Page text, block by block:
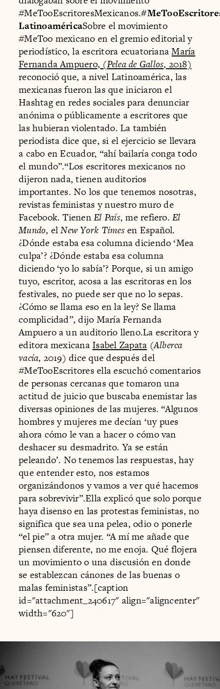
#MeTooEscritoresMexicanos.
LatinoaméricaSobre el movimiento
#MeToo mexicano en el gremio editorial y
periodístico, la escritora ecuatorianaMaría
Fernanda Ampuero, (Pelea de Gallos, 2018)
reconoció que, a nivel Latinoamérica, las
mexicanas fueron las que iniciaron el
Hashtag en redes sociales para denunciar
anónima o públicamente a escritores que
las hubieran violentado. La también
periodista dice que, si el ejercicio se llevara
a cabo en Ecuador, “ahí bailaría conga todo
el mundo”.“Los escritores mexicanos no
dijeron nada, tienen auditorios
importantes. No los que tenemos nosotras,
revistas feministas y nuestro muro de
Facebook. TienenEl País, me refiero.El
Mundo, elNew York Timesen Español.
¿Dónde estaba esa columna diciendo ‘Mea
culpa’? ¿Dónde estaba esa columna
diciendo ‘yo lo sabía’? Porque, si un amigo
tuyo, escritor, acosa a las escritoras en los
festivales, no puede ser que no lo sepas.
¿Cómo se llama eso en la ley? Se llama
complicidad”, dijo María Fernanda
Ampuero a un auditorio lleno.La escritora y
editora mexicanaIsabel Zapata (Alberca
vacía, 2019) dice que después del
#MeTooEscritores ella escuchó comentarios
de personas cercanas que tomaron una
actitud de juicio que buscaba enemistar las
diversas opiniones de las mujeres. “Algunos
hombres y mujeres me decían ‘uy pues
ahora cómo le van a hacer o cómo van
deshacer su desmadrito. Ya se están
peleando’. No tenemos las respuestas, hay
que entender esto, nos estamos
organizándonos y vamos a ver qué hacemos
para sobrevivir”.Ella explicó que solo porque
haya disenso en las protestas feministas, no
significa que sea una pelea, odio o ponerle
“el pie” a otra mujer. “A mí me añade que
piensen diferente, no me enoja. Qué flojera
un movimiento o una discusión en donde
se establezcan cánones de las buenas o
malas feministas”.[caption
id="attachment_240617" align="aligncenter"
width="620"]